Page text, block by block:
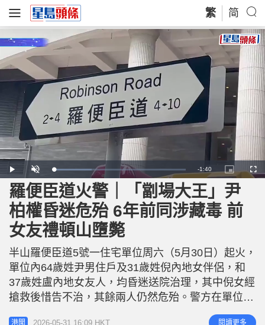
繁 简
P
l
a
y
U
n
m
u
t
e
L
o
a
d
e
d
:
2
9
.
0
1
R
e
m
n
n
-1:40
P
i
c
t
u
r
e
-
i
c
t
r
F
u
羅便臣道火警｜「劏場大王」尹
柏權昏迷危殆 6年前同涉藏毒 前
女友禮頓山墮斃
半山羅便臣道5號一住宅單位周六（5月30日）起火，
單位內64歲姓尹男住戶及31歲姓倪內地女伴侶，和
37歲姓盧內地女友人，均昏迷送院治理，其中倪女經
搶救後惜告不治，其餘兩人仍然危殆。警方在單位尋
獲「冰壺」等吸毒工具。據悉，昏迷男子為人稱「劏
港聞 2026-05-31 16:09 HKT 閱讀更多